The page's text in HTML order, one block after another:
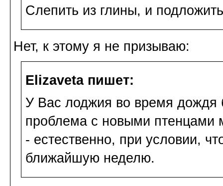
Слепить из глины, и
Нет, к этому я не призываю:
Elizaveta пишет:
У Вас лоджия во время дождя
проблема с новыми птенцами
- естественно, при условии,
ближайшую неделю.